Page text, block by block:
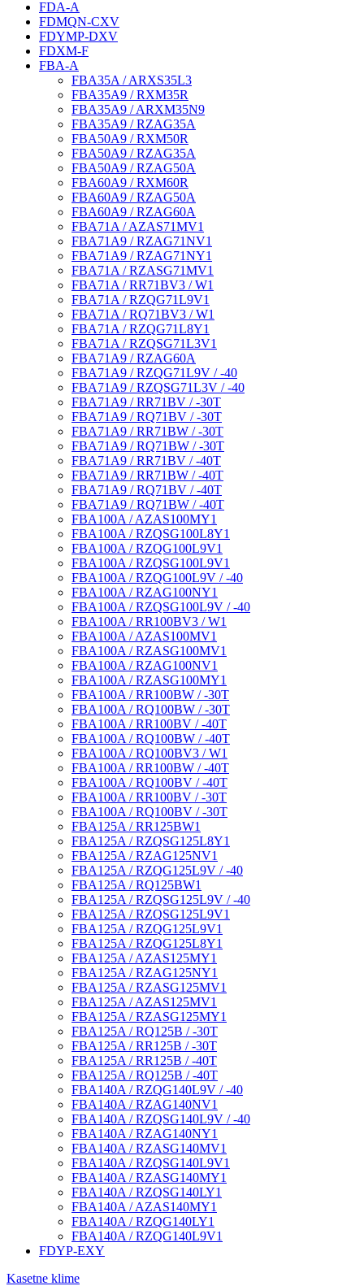
FDA-A
FDMQN-CXV
FDYMP-DXV
FDXM-F
FBA-A
FBA35A / ARXS35L3
FBA35A9 / RXM35R
FBA35A9 / ARXM35N9
FBA35A9 / RZAG35A
FBA50A9 / RXM50R
FBA50A9 / RZAG35A
FBA50A9 / RZAG50A
FBA60A9 / RXM60R
FBA60A9 / RZAG50A
FBA60A9 / RZAG60A
FBA71A / AZAS71MV1
FBA71A9 / RZAG71NV1
FBA71A9 / RZAG71NY1
FBA71A / RZASG71MV1
FBA71A / RR71BV3 / W1
FBA71A / RZQG71L9V1
FBA71A / RQ71BV3 / W1
FBA71A / RZQG71L8Y1
FBA71A / RZQSG71L3V1
FBA71A9 / RZAG60A
FBA71A9 / RZQG71L9V / -40
FBA71A9 / RZQSG71L3V / -40
FBA71A9 / RR71BV / -30T
FBA71A9 / RQ71BV / -30T
FBA71A9 / RR71BW / -30T
FBA71A9 / RQ71BW / -30T
FBA71A9 / RR71BV / -40T
FBA71A9 / RR71BW / -40T
FBA71A9 / RQ71BV / -40T
FBA71A9 / RQ71BW / -40T
FBA100A / AZAS100MY1
FBA100A / RZQSG100L8Y1
FBA100A / RZQG100L9V1
FBA100A / RZQSG100L9V1
FBA100A / RZQG100L9V / -40
FBA100A / RZAG100NY1
FBA100A / RZQSG100L9V / -40
FBA100A / RR100BV3 / W1
FBA100A / AZAS100MV1
FBA100A / RZASG100MV1
FBA100A / RZAG100NV1
FBA100A / RZASG100MY1
FBA100A / RR100BW / -30T
FBA100A / RQ100BW / -30T
FBA100A / RR100BV / -40T
FBA100A / RQ100BW / -40T
FBA100A / RQ100BV3 / W1
FBA100A / RR100BW / -40T
FBA100A / RQ100BV / -40T
FBA100A / RR100BV / -30T
FBA100A / RQ100BV / -30T
FBA125A / RR125BW1
FBA125A / RZQSG125L8Y1
FBA125A / RZAG125NV1
FBA125A / RZQG125L9V / -40
FBA125A / RQ125BW1
FBA125A / RZQSG125L9V / -40
FBA125A / RZQSG125L9V1
FBA125A / RZQG125L9V1
FBA125A / RZQG125L8Y1
FBA125A / AZAS125MY1
FBA125A / RZAG125NY1
FBA125A / RZASG125MV1
FBA125A / AZAS125MV1
FBA125A / RZASG125MY1
FBA125A / RQ125B / -30T
FBA125A / RR125B / -30T
FBA125A / RR125B / -40T
FBA125A / RQ125B / -40T
FBA140A / RZQG140L9V / -40
FBA140A / RZAG140NV1
FBA140A / RZQSG140L9V / -40
FBA140A / RZAG140NY1
FBA140A / RZASG140MV1
FBA140A / RZQSG140L9V1
FBA140A / RZASG140MY1
FBA140A / RZQSG140LY1
FBA140A / AZAS140MY1
FBA140A / RZQG140LY1
FBA140A / RZQG140L9V1
FDYP-EXY
Kasetne klime